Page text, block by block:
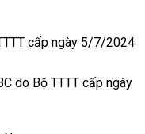
cấp ngày 5/7/2024
do Bộ TTTT cấp ngày